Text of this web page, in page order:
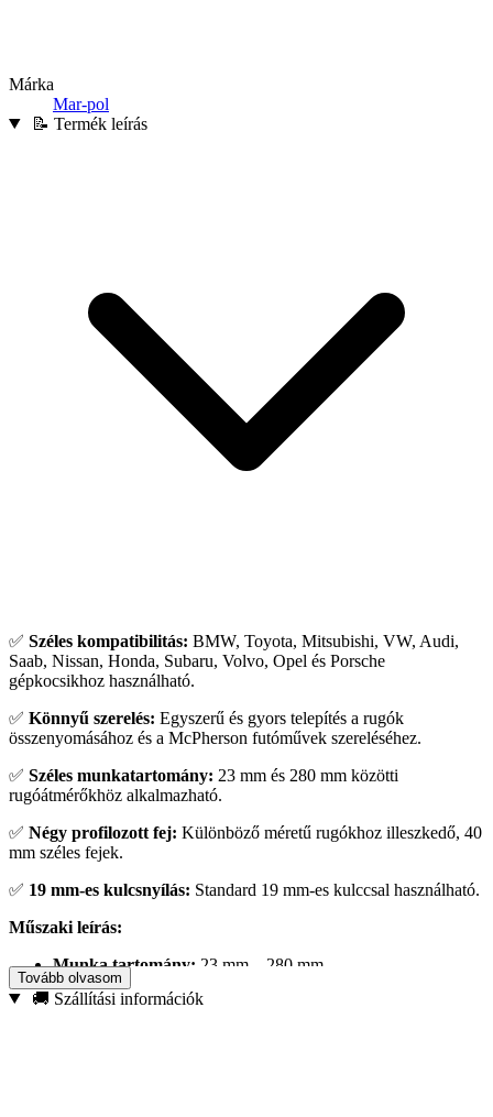
Márka
Mar-pol
📝 Termék leírás
✅ Széles kompatibilitás: BMW, Toyota, Mitsubishi, VW, Audi,
Saab, Nissan, Honda, Subaru, Volvo, Opel és Porsche
gépkocsikhoz használható.
✅ Könnyű szerelés: Egyszerű és gyors telepítés a rugók
összenyomásához és a McPherson futóművek szereléséhez.
✅ Széles munkatartomány: 23 mm és 280 mm közötti
rugóátmérőkhöz alkalmazható.
✅ Négy profilozott fej: Különböző méretű rugókhoz illeszkedő, 40
mm széles fejek.
✅ 19 mm-es kulcsnyílás: Standard 19 mm-es kulccsal használható.
Műszaki leírás:
Munka tartomány: 23 mm – 280 mm
Teljes hossz:
Fej szélessége:40 mm
Tovább olvasom
🚚 Szállítási információk